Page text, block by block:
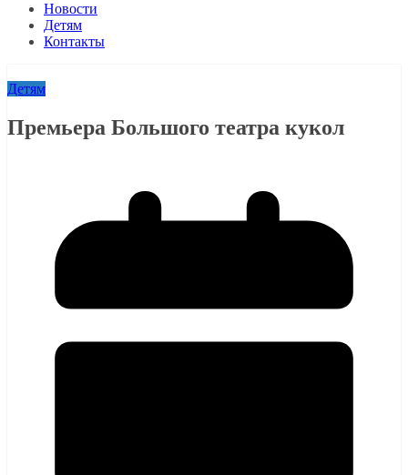
Новости
Детям
Контакты
Детям
Премьера Большого театра кукол